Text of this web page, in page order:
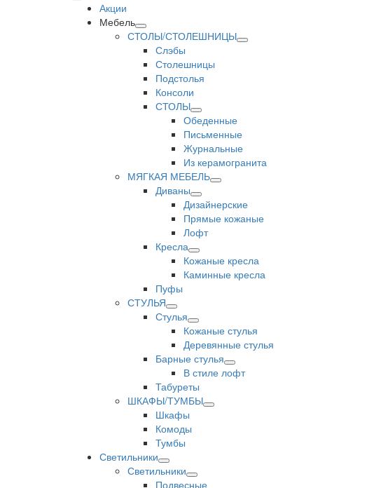
Акции
Мебель
СТОЛЫ/СТОЛЕШНИЦЫ
Слэбы
Столешницы
Подстолья
Консоли
СТОЛЫ
Обеденные
Письменные
Журнальные
Из керамогранита
МЯГКАЯ МЕБЕЛЬ
Диваны
Дизайнерские
Прямые кожаные
Лофт
Кресла
Кожаные кресла
Каминные кресла
Пуфы
СТУЛЬЯ
Стулья
Кожаные стулья
Деревянные стулья
Барные стулья
В стиле лофт
Табуреты
ШКАФЫ/ТУМБЫ
Шкафы
Комоды
Тумбы
Светильники
Светильники
Подвесные